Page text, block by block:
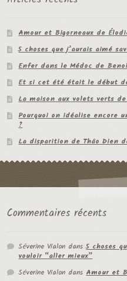
Amour et Bigorneaux de
5 choses que j’aurais aimé
Enfer dans le Médoc de
Et si cet été était le début
La maison aux volets verts
Pourquoi on idéalise encore
?
La disparition de Thâo Dien
Commentaires récents
Séverine Vialon dans5 choses
vouloir “aller mieux”
Séverine Vialon dansAmour et